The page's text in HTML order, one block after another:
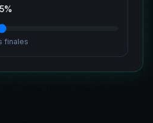
%
finales